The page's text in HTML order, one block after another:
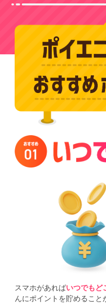
スマホがあればいつでもど
んにポイントを貯めること